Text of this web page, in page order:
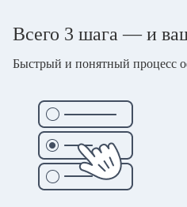
Всего 3 шага — и
Быстрый и понятный процесс